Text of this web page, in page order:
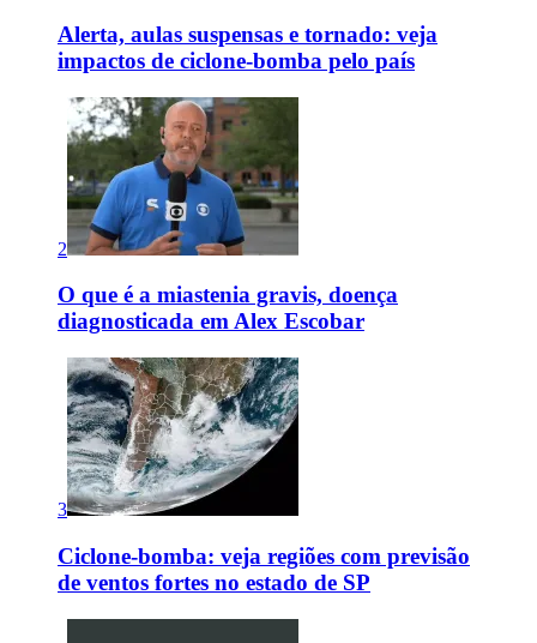
Alerta, aulas suspensas e tornado: veja
impactos de ciclone-bomba pelo país
2
O que é a miastenia gravis, doença
diagnosticada em Alex Escobar
3
Ciclone-bomba: veja regiões com previsão
de ventos fortes no estado de SP